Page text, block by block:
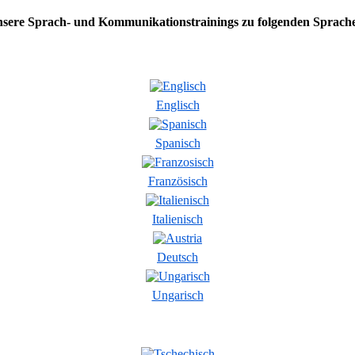
Sprach- und Kommunikationstrainings zu folgenden
Englisch
Spanisch
Französisch
Italienisch
Deutsch
Ungarisch